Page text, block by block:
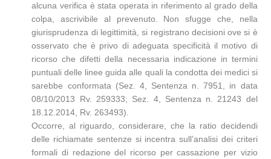
alcuna verifica è stata operata in riferimento al grado della
colpa, ascrivibile al prevenuto. Non sfugge che, nella
giurisprudenza di legittimità, si registrano decisioni ove si è
osservato che è privo di adeguata specificità il motivo di
ricorso che difetti della necessaria indicazione in termini
puntuali delle linee guida alle quali la condotta dei medici si
sarebbe conformata (Sez. 4, Sentenza n. 7951, in data
08/10/2013 Rv. 259333; Sez. 4, Sentenza n. 21243 del
18.12.2014, Rv. 263493).
Occorre, al riguardo, considerare, che la ratio decidendi
delle richiamate sentenze si incentra sull’analisi dei criteri
formali di redazione del ricorso per cassazione per vizio